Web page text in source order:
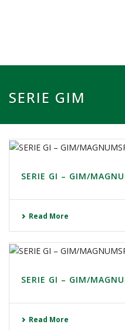
SERIE GIM
SERIE GI – GIM/
Read More
SERIE GI – GIM/
Read More